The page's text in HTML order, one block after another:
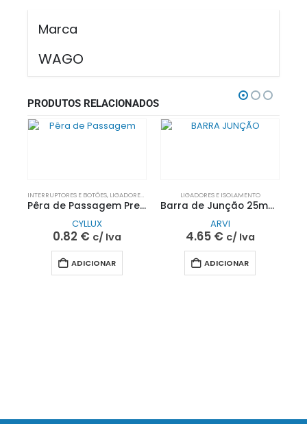
Marca
WAGO
PRODUTOS RELACIONADOS
INTERRUPTORES E BOTÕES, LIGADORES E ISOLAMENTO
Pêra de Passagem Preta 2,5A 250V~| CYLLUX
CYLLUX
0.82 € c/ Iva
ADICIONAR
LIGADORES E ISOLAMENTO
Barra de Junção 25mm (Múltiplos de 12UN)| ARVI
ARVI
4.65 € c/ Iva
ADICIONAR